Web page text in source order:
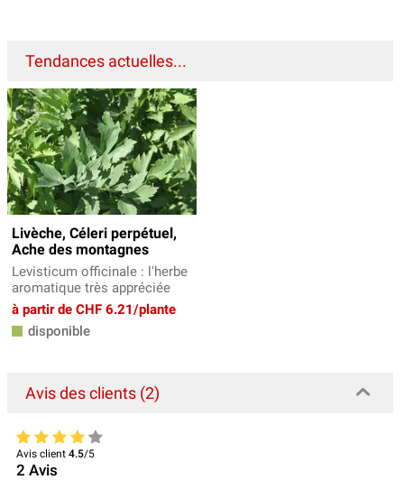
Tendances actuelles...
Livèche, Céleri perpétuel,
Ache des montagnes
Levisticum officinale : l'herbe
aromatique très appréciée
à partir de CHF 6.21/plante
disponible
Avis des clients (2)
Avis client 4.5/5
2 Avis